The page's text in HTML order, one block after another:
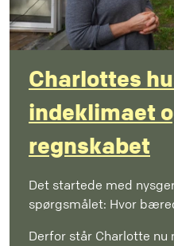
Charlottes
indeklimaet
regnskabet
Det startede med
spørgsmålet: Hvor
Derfor står Charlotte